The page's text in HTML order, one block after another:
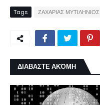
Tags ΖΑΧΑΡΙΑΣ ΜΥΤΙΛΗΝΙΟΣ
ΔΙΑΒΑΣΤΕ ΑΚΌΜΗ